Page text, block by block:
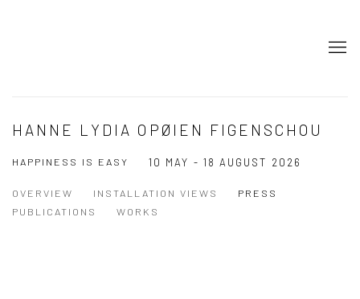
HANNE LYDIA OPØIEN FIGENSCHOU
HAPPINESS IS EASY 10 MAY - 18 AUGUST 2026
OVERVIEW INSTALLATION VIEWS
PRESS
PUBLICATIONS
WORKS